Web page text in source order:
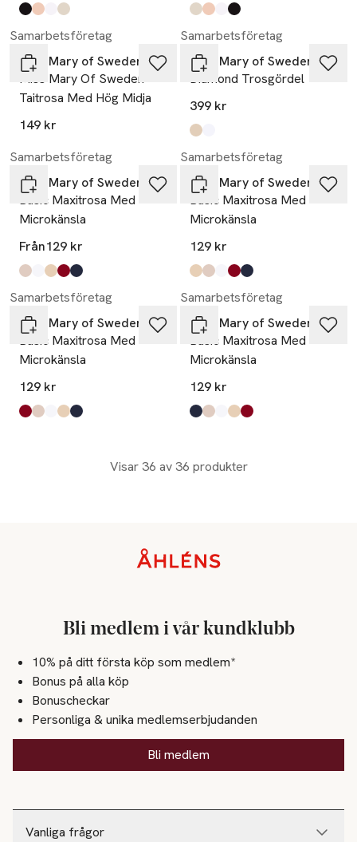
Produkten finns i färgerna:
svart
beige
vit,
champagne
Produkten finns i färgerna:
champagne
beige
vit,
svart
Samarbetsföretag
Miss Mary of Sweden
Miss Mary Of Sweden
Taitrosa Med Hög Midja
149 kr
Samarbetsföretag
Miss Mary of Sweden
Diamond Trosgördel
399 kr
Produkten finns i färgerna:
beige
vit
Samarbetsföretag
Miss Mary of Sweden
Basic Maxitrosa Med
Microkänsla
Från129 kr
Produkten finns i färgerna:
pink
white,
beige,
red
blue
Samarbetsföretag
Miss Mary of Sweden
Basic Maxitrosa Med
Microkänsla
129 kr
Produkten finns i färgerna:
beige
pink,
white
red,
blue,
Samarbetsföretag
Miss Mary of Sweden
Basic Maxitrosa Med
Microkänsla
129 kr
Produkten finns i färgerna:
red,
pink,
white
beige
blue,
Samarbetsföretag
Miss Mary of Sweden
Basic Maxitrosa Med
Microkänsla
129 kr
Produkten finns i färgerna:
blue,
pink,
white
beige
red,
Visar 36 av 36 produkter
Vanliga frågor
Bli medlem i vår kundklubb
10% på ditt första köp som medlem*
Bonus på alla köp
Bonuscheckar
Personliga & unika medlemserbjudanden
Bli medlem